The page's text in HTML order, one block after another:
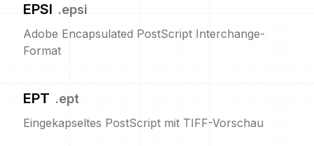
EPSI .epsi
Adobe Encapsulated PostScript Interchange-
Format
EPT .ept
Eingekapseltes PostScript mit TIFF-Vorschau